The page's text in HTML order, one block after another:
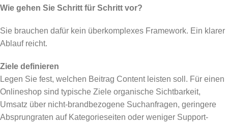
Wie gehen Sie Schritt für Schritt vor?
Sie brauchen dafür kein überkomplexes Framework. Ein klarer
Ablauf reicht.
Ziele definieren
Legen Sie fest, welchen Beitrag Content leisten soll. Für einen
Onlineshop sind typische Ziele organische Sichtbarkeit,
Umsatz über nicht-brandbezogene Suchanfragen, geringere
Absprungraten auf Kategorieseiten oder weniger Support-